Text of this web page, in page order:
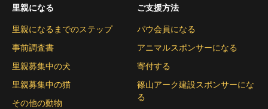
里親になる
里親になるまでのステップ
事前調査書
里親募集中の犬
里親募集中の猫
その他の動物
ご支援方法
パウ会員になる
アニマルスポンサーになる
寄付する
篠山アーク建設スポンサーにな
る